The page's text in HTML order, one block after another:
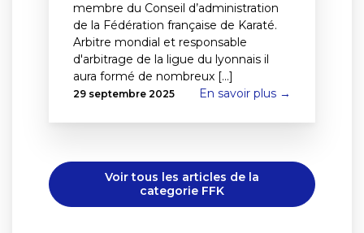
membre du Conseil d’administration
de la Fédération française de Karaté.
Arbitre mondial et responsable
d'arbitrage de la ligue du lyonnais il
aura formé de nombreux [...]
29 septembre 2025 En savoir plus →
Voir tous les articles de la
categorie FFK